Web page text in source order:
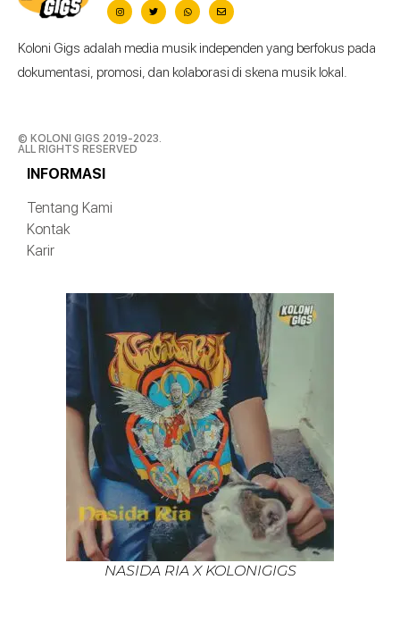
Koloni Gigs adalah media musik independen yang berfokus pada
dokumentasi, promosi, dan kolaborasi di skena musik lokal.
© KOLONI GIGS 2019-2023.
ALL RIGHTS RESERVED
INFORMASI
Tentang Kami
Kontak
Karir
NASIDA RIA X KOLONIGIGS